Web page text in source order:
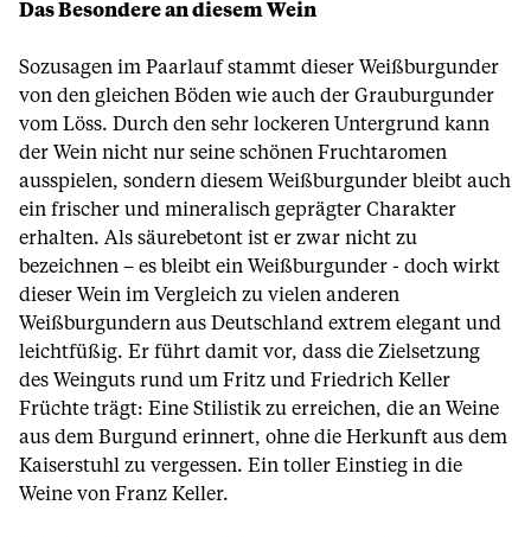
Das Besondere an diesem Wein
Sozusagen im Paarlauf stammt dieser Weißburgunder
von den gleichen Böden wie auch der Grauburgunder
vom Löss. Durch den sehr lockeren Untergrund kann
der Wein nicht nur seine schönen Fruchtaromen
ausspielen, sondern diesem Weißburgunder bleibt auch
ein frischer und mineralisch geprägter Charakter
erhalten. Als säurebetont ist er zwar nicht zu
bezeichnen – es bleibt ein Weißburgunder - doch wirkt
dieser Wein im Vergleich zu vielen anderen
Weißburgundern aus Deutschland extrem elegant und
leichtfüßig. Er führt damit vor, dass die Zielsetzung
des Weinguts rund um Fritz und Friedrich Keller
Früchte trägt: Eine Stilistik zu erreichen, die an Weine
aus dem Burgund erinnert, ohne die Herkunft aus dem
Kaiserstuhl zu vergessen. Ein toller Einstieg in die
Weine von Franz Keller.